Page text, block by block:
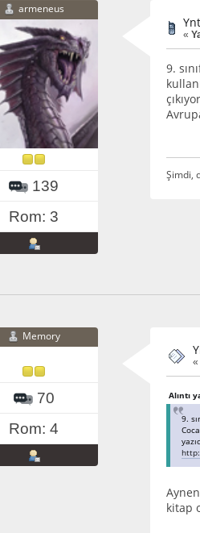
armeneus
139
Rom: 3
«
9.
Şimdi,
Memory
70
Rom: 4
«
Alıntı
9.
kitap